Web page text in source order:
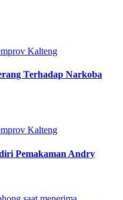
Kalteng
Terhadap Narkoba
Kalteng
Pemakaman Andry